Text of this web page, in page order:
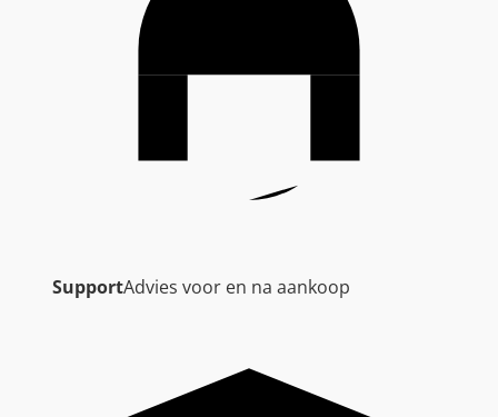
SupportAdvies voor en na aankoop